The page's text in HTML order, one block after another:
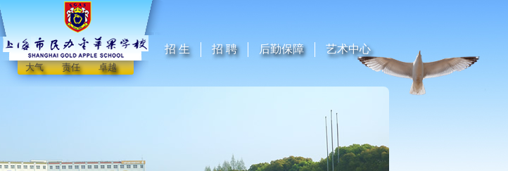
大气 责任 卓越
招 生 招 聘 后勤保障 艺术中心